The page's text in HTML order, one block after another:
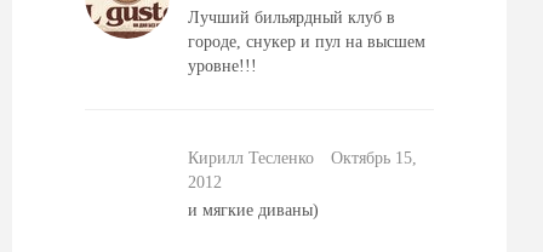
Лучший бильярдный клуб в
городе, снукер и пул на высшем
уровне!!!
Кирилл Тесленко
Октябрь 15,
2012
и мягкие диваны)